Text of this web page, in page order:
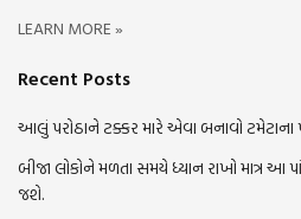
LEARN MORE »
Recent Posts
આલું પરોઠાને ટક્કર મારે એવા બનાવો ટમેટાના
બીજા લોકોને મળતા સમયે ધ્યાન રાખો માત્ર આ
જશે.